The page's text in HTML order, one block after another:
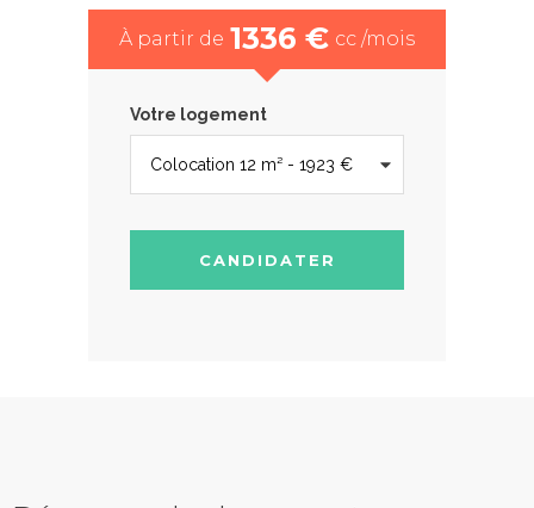
À partir de 1336 € cc /mois
Votre logement
CANDIDATER